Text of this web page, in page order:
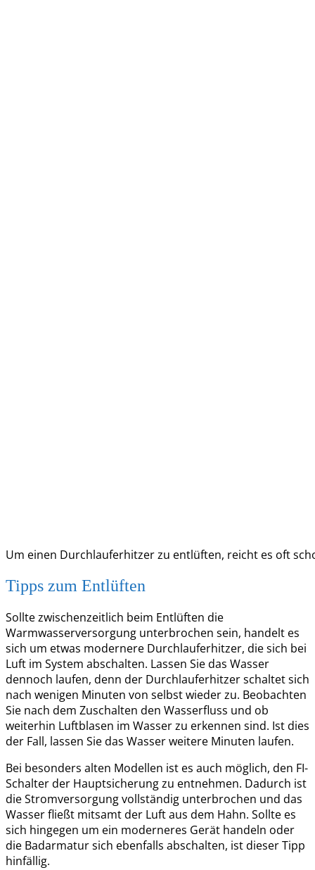
Um einen Durchlauferhitzer zu entlüften, reicht es oft
Tipps zum Entlüften
Sollte zwischenzeitlich beim Entlüften die
Warmwasserversorgung unterbrochen sein, handelt es
sich um etwas modernere Durchlauferhitzer, die sich bei
Luft im System abschalten. Lassen Sie das Wasser
dennoch laufen, denn der Durchlauferhitzer schaltet sich
nach wenigen Minuten von selbst wieder zu. Beobachten
Sie nach dem Zuschalten den Wasserfluss und ob
weiterhin Luftblasen im Wasser zu erkennen sind. Ist dies
der Fall, lassen Sie das Wasser weitere Minuten laufen.
Bei besonders alten Modellen ist es auch möglich, den FI-
Schalter der Hauptsicherung zu entnehmen. Dadurch ist
die Stromversorgung vollständig unterbrochen und das
Wasser fließt mitsamt der Luft aus dem Hahn. Sollte es
sich hingegen um ein moderneres Gerät handeln oder
die Badarmatur sich ebenfalls abschalten, ist dieser Tipp
hinfällig.